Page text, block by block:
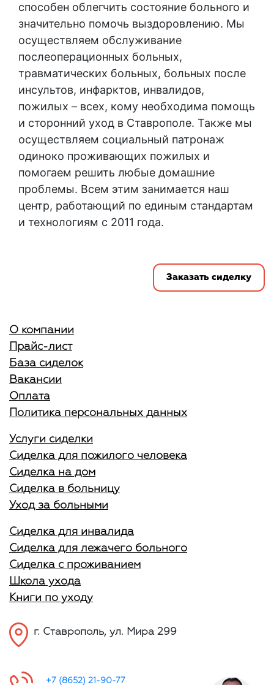
способен облегчить состояние больного и
значительно помочь выздоровлению. Мы
осуществляем обслуживание
послеоперационных больных,
травматических больных, больных после
инсультов, инфарктов, инвалидов,
пожилых – всех, кому необходима помощь
и сторонний уход в Ставрополе. Также мы
осуществляем социальный патронаж
одиноко проживающих пожилых и
помогаем решить любые домашние
проблемы. Всем этим занимается наш
центр, работающий по единым стандартам
и технологиям с 2011 года.
Заказать сиделку
О компании
Прайс-лист
База сиделок
Вакансии
Оплата
Политика персональных данных
Услуги сиделки
Сиделка для пожилого человека
Сиделка на дом
Сиделка в больницу
Уход за больными
Сиделка для инвалида
Сиделка для лежачего больного
Сиделка с проживанием
Школа ухода
Книги по уходу
г. Ставрополь, ул. Мира 299
+7 (8652) 21-90-77